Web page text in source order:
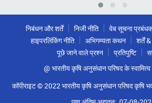
निबंधन और शर्तें निजी नीति वेब सूचना
हाइपरलिंकिंग नीति
अभिगम्यता कथन शर्तें
पूछे जाने वाले प्रश्न
प्रतिपुष्टि
@ भारतीय कृषि अनुसंधान परिषद के स्वामित्व
कॉपीराइट © 2022 भारतीय कृषि अनुसंधान परिषद कृषि भवन